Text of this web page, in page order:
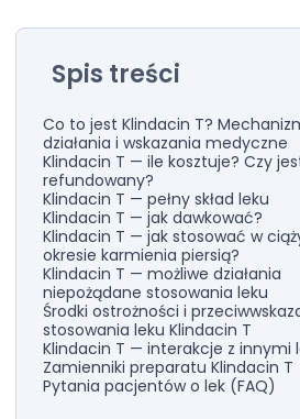
Spis treści
Co to jest Klindacin T?
działania i wskazania medyczne
Klindacin T — ile kosztuje? Czy
refundowany?
Klindacin T — pełny skład leku
Klindacin T — jak dawkować?
Klindacin T — jak stosować w
okresie karmienia piersią?
Klindacin T — możliwe działania
niepożądane stosowania leku
Środki ostrożności i
stosowania leku Klindacin T
Klindacin T — interakcje z innymi
Zamienniki preparatu Klindacin T
Pytania pacjentów o lek (FAQ)